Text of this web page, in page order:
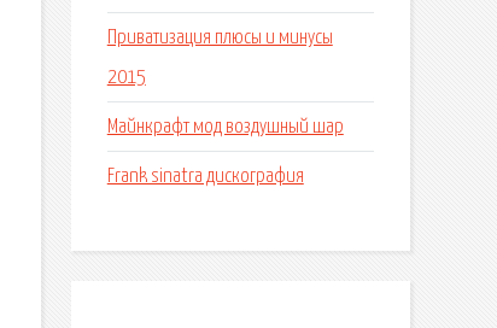
Приватизация плюсы и минусы
2015
Майнкрафт мод воздушный шар
Frank sinatra дискография